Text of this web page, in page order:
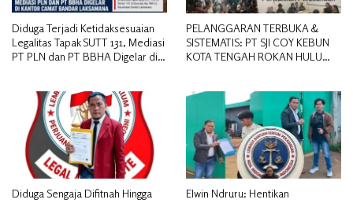
Diduga Terjadi Ketidaksesuaian
Legalitas Tapak SUTT 131, Mediasi
PT PLN dan PT BBHA Digelar di
PELANGGARAN TERBUKA &
SISTEMATIS: PT SJI COY KEBUN
KOTA TENGAH ROKAN HULU
Diduga Sengaja Difitnah Hingga
Elwin Ndruru: Hentikan